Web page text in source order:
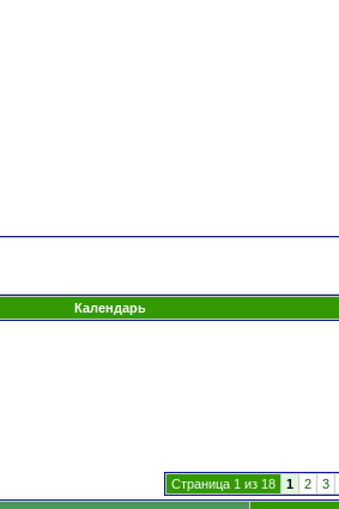
Календарь
Страница 1 из 18 1 2 3